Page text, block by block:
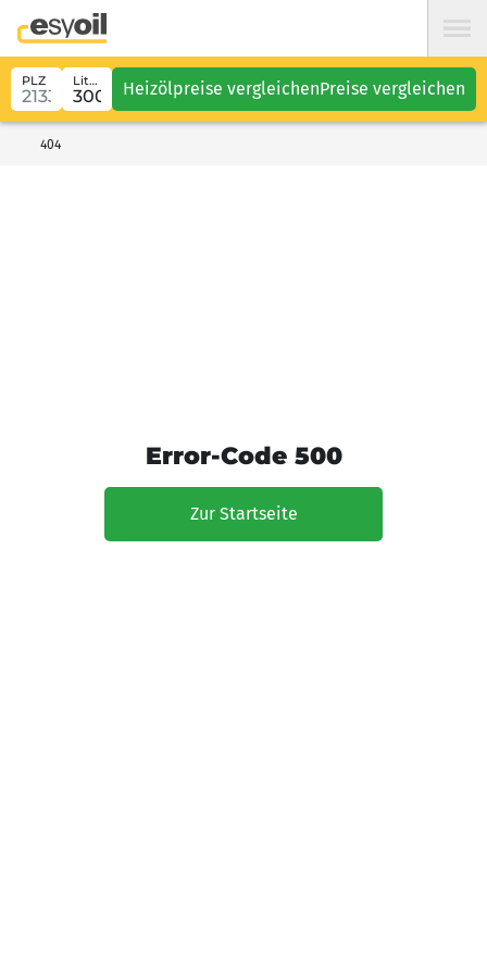
PLZ Liter Heizölpreise vergleichenPreise vergleichen
404
Error-Code 500
Zur Startseite